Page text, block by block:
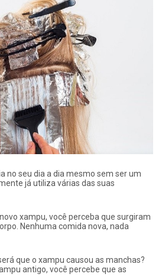
no seu dia a dia mesmo sem ser um
já utiliza várias das suas
xampu, você perceba que surgiram
Nenhuma comida nova, nada
que o xampu causou as manchas?
antigo, você percebe que as